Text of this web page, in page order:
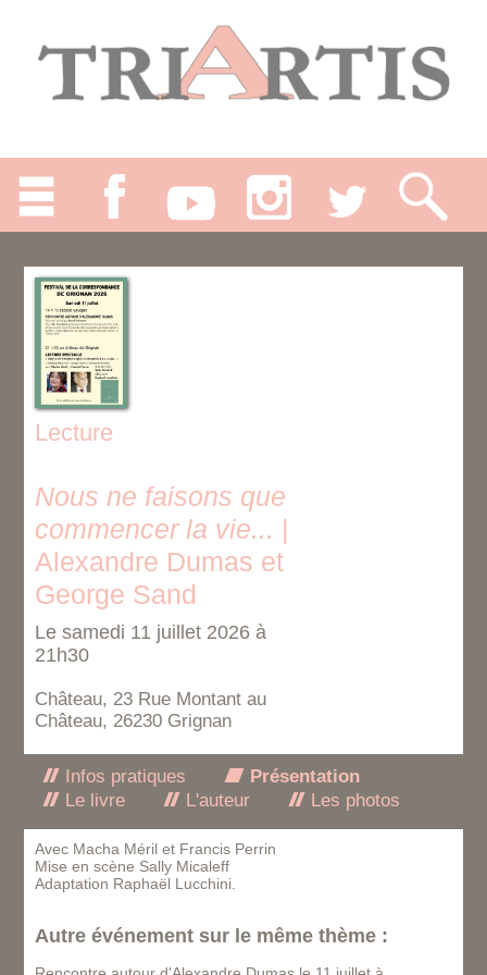
Lecture
Nous ne faisons que
commencer la vie... |
Alexandre Dumas et
George Sand
Le samedi 11 juillet 2026 à
21h30
Château, 23 Rue Montant au
Château, 26230 Grignan
Infos pratiques
Présentation
Le livre
L'auteur Les photos
Avec Macha Méril et Francis Perrin
Mise en scène Sally Micaleff
Adaptation Raphaël Lucchini.
Autre événement sur le même thème :